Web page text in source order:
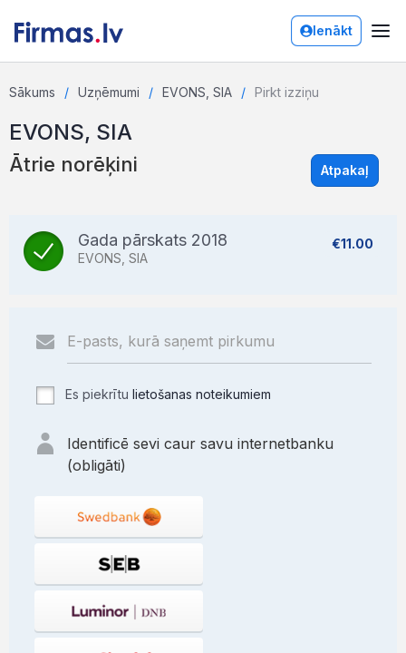
Ienākt
Sākums Uzņēmumi EVONS, SIA Pirkt izziņu
EVONS, SIA
Ātrie norēķini Atpakaļ
Gada pārskats 2018
EVONS, SIA
€11.00
Es piekrītu lietošanas noteikumiem
Identificē sevi caur savu internetbanku
(obligāti)